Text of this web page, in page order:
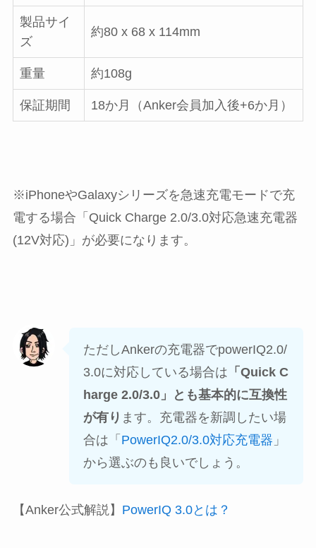
製品サイ
ズ
約80 x 68 x 114mm
重量 約108g
保証期間 18か月（Anker会員加入後+6か月）
※iPhoneやGalaxyシリーズを急速充電モードで充
電する場合「Quick Charge 2.0/3.0対応急速充電器
(12V対応)」が必要になります。
ただしAnkerの充電器でpowerIQ2.0/
3.0に対応している場合は 「Quick C
harge 2.0/3.0」とも基本的に互換性
が有り ます。充電器を新調したい場
合は「 PowerIQ2.0/3.0対応充電器 」
から選ぶのも良いでしょう。
【Anker公式解説】 PowerIQ 3.0とは？